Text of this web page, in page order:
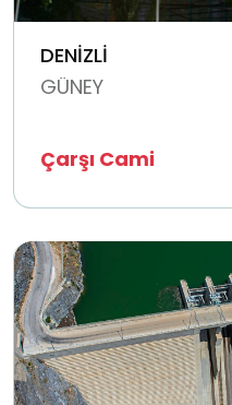
DENİZLİ
GÜNEY
Çarşı Cami